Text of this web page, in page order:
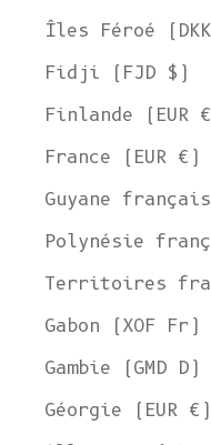
Îles Féroé
Fidji (FJD $)
Finlande (EUR
France (EUR €)
Guyane
Polynésie
Territoires
Gabon (XOF Fr)
Gambie (GMD D)
Géorgie (EUR €)